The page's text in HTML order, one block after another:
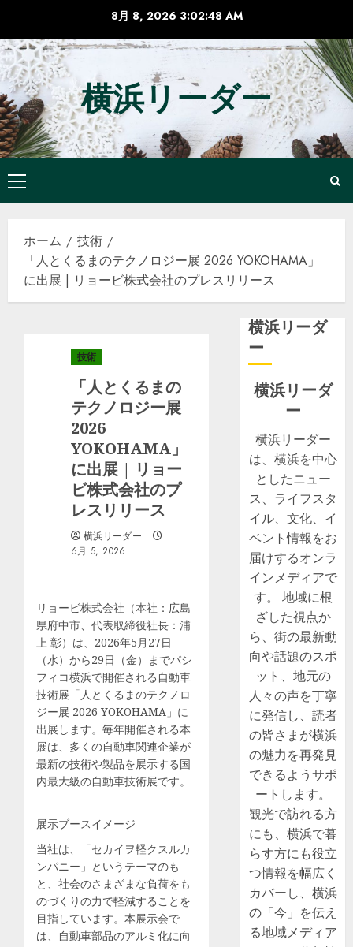
テ
ン
ツ
へ
ス
キ
プ
8月 8, 2026 3:02:49 AM
横浜リーダー
メ
イ
メ
ュ
ー
ホーム
技術
「人とくるまのテクノロジー展 2026 YOKOHAMA」
に出展 | リョービ株式会社のプレスリリース
技術
「人とくるまの
テクノロジー展
2026
YOKOHAMA」
に出展 | リョー
ビ株式会社のプ
レスリリース
横浜リーダー
6月 5, 2026
リョービ株式会社（本社：広島
県府中市、代表取締役社長：浦
上 彰）は、2026年5月27日
（水）から29日（金）までパシ
フィコ横浜で開催される自動車
技術展「人とくるまのテクノロ
ジー展 2026 YOKOHAMA」に
出展します。毎年開催される本
展は、多くの自動車関連企業が
最新の技術や製品を展示する国
内最大級の自動車技術展です。
展示ブースイメージ
当社は、「セカイヲ軽クスルカ
ンパニー」というテーマのも
と、社会のさまざまな負荷をも
のづくりの力で軽減することを
目指しています。本展示会で
は、自動車部品のアルミ化に向
横浜リーダ
ー
横浜リーダ
ー
横浜リーダー
は、横浜を中心
としたニュー
ス、ライフスタ
イル、文化、イ
ベント情報をお
届けするオンラ
インメディアで
す。 地域に根
ざした視点か
ら、街の最新動
向や話題のスポ
ット、地元の
人々の声を丁寧
に発信し、読者
の皆さまが横浜
の魅力を再発見
できるようサポ
ートします。
観光で訪れる方
にも、横浜で暮
らす方にも役立
つ情報を幅広く
カバーし、横浜
の「今」を伝え
る地域メディア